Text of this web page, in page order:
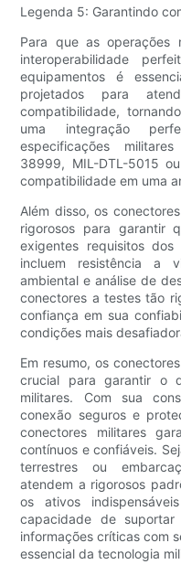
Legenda 5: Garantindo
Para que as operações
interoperabilidade
equipamentos é
projetados para
compatibilidade,
uma integração
especificações
38999, MIL-DTL-5015
compatibilidade em uma
Além disso, os
rigorosos para garantir
exigentes requisitos dos
incluem resistência a
ambiental e análise de
conectores a testes tão
confiança em sua
condições mais
Em resumo, os
crucial para garantir o
militares. Com sua
conexão seguros e
conectores militares
contínuos e confiáveis.
terrestres ou
atendem a rigorosos
os ativos
capacidade de
informações críticas com
essencial da tecnologia